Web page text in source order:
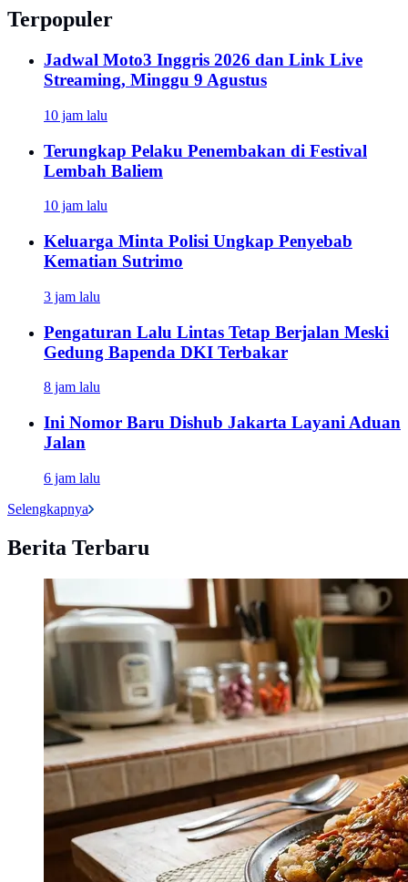
Terpopuler
Jadwal Moto3 Inggris 2026 dan Link Live
Streaming, Minggu 9 Agustus
10 jam lalu
Terungkap Pelaku Penembakan di Festival
Lembah Baliem
10 jam lalu
Keluarga Minta Polisi Ungkap Penyebab
Kematian Sutrimo
3 jam lalu
Pengaturan Lalu Lintas Tetap Berjalan Meski
Gedung Bapenda DKI Terbakar
8 jam lalu
Ini Nomor Baru Dishub Jakarta Layani Aduan
Jalan
6 jam lalu
Selengkapnya
Berita Terbaru